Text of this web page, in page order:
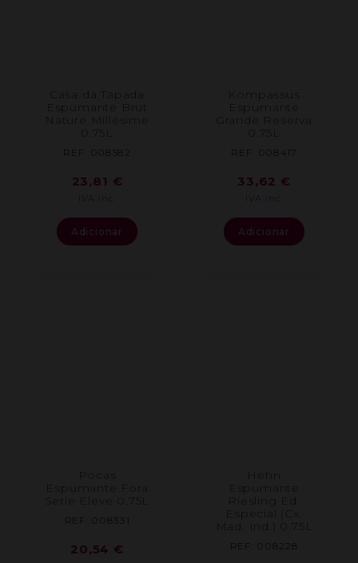
Casa da Tapada
Espumante Brut
Nature Millésime
0.75L
REF: 008582
23,81 €
Adicionar
Kompassus
Espumante
Grande Reserva
0.75L
REF: 008417
33,62 €
Adicionar
Espumante Fora
Serie Eleve 0.75L
REF: 008331
20,54 €
Espumante
Riesling Ed.
Especial (Cx.
Mad. Ind.) 0.75L
REF: 008228